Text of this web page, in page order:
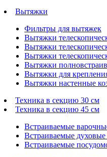
Вытяжки
Фильтры для вытяжек
Вытяжки
Вытяжки
Вытяжки
Вытяжки
Вытяжки для
Вытяжки настенные
Техника в секцию 30 см
Техника в секцию 45 см
Встраиваемые
Встраиваемые
Встраиваемые